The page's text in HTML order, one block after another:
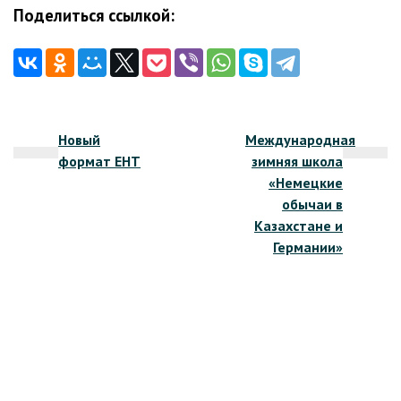
Поделиться ссылкой:
Новый
формат ЕНТ
Международная
зимняя школа
«Немецкие
обычаи в
Казахстане и
Германии»